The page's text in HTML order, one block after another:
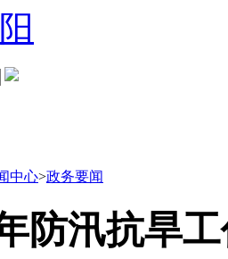
中心>政务要闻
防汛抗旱